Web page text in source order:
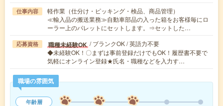
仕事内容
軽作業（仕分け・ピッキング・検品、商品管理）
≪輸入品の搬送業務≫自動車部品の入った箱をお客様毎にロ
ーラー上のパレットにセットします。⇒セットした…
応募資格 職種未経験OK / ブランクOK / 英語力不要
◆未経験OK！〇まずは事前登録だけでもOK！履歴書不要で
気軽にオンライン登録★氏名・職種などを入力す…
職場の雰囲気
年齢層